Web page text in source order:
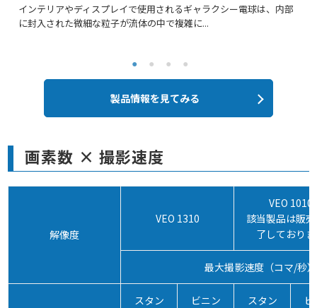
インテリアやディスプレイで使用されるギャラクシー電球は、内部
に封入された微細な粒子が流体の中で複雑に...
製品情報を見てみる
画素数 × 撮影速度
解像度
VEO 1310
VEO 1010
該当製品は販
了しており
最大撮影速度（コマ/秒
スタン
ビニン
スタン